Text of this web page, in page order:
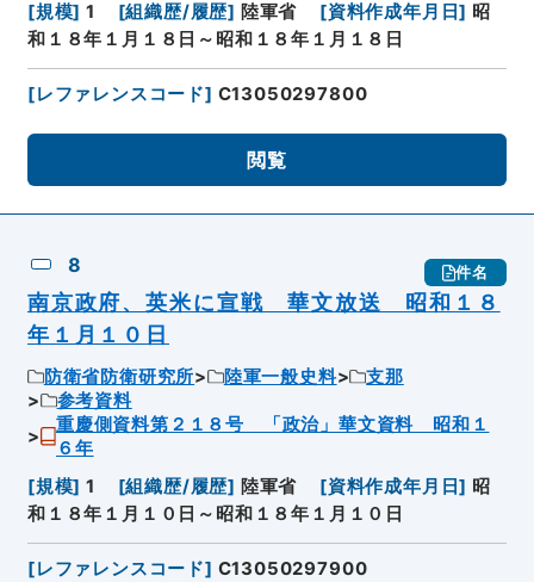
[規模] 1 [組織歴/履歴] 陸軍省 [資料作成年月日] 昭
和１８年１月１８日～昭和１８年１月１８日
[レファレンスコード] C13050297800
閲覧
8 件名
南京政府、英米に宣戦 華文放送 昭和１８
年１月１０日
防衛省防衛研究所 陸軍一般史料
支那
参考資料
重慶側資料第２１８号 「政治」華文資料 昭和１
６年
[規模] 1 [組織歴/履歴] 陸軍省 [資料作成年月日] 昭
和１８年１月１０日～昭和１８年１月１０日
[レファレンスコード] C13050297900